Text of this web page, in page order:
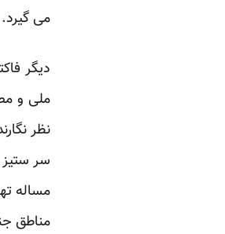
می گیرد.
دیگر
ملی و
نظر
سر
مساله
مناطق